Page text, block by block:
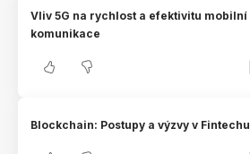
Vliv 5G na rychlost a efektivitu mobilní
komunikace
Blockchain: Postupy a výzvy v Fintechu